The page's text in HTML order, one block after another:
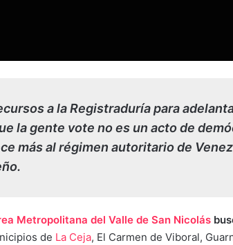
a la Registraduría para
la gente vote no es un acto de
más al régimen autoritario de
Metropolitana del Valle de San Nicolás
de La Ceja, El Carmen de Viboral,